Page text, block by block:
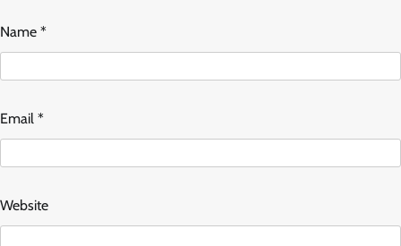
Name *
Email *
Website